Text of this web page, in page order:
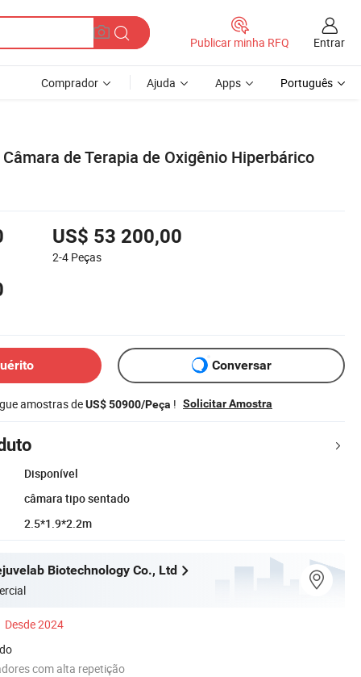
Publicar minha RFQ Entrar
Comprador Ajuda Apps Português
de Terapia de Oxigênio Hiperbárico
US$ 53 200,00
2-4 Peças
Conversar
amostras deUS$ 50900/Peça ! Solicitar Amostra
Disponível
câmara tipo sentado
2.5*1.9*2.2m
Biotechnology Co., Ltd
Desde 2024
com alta repetição